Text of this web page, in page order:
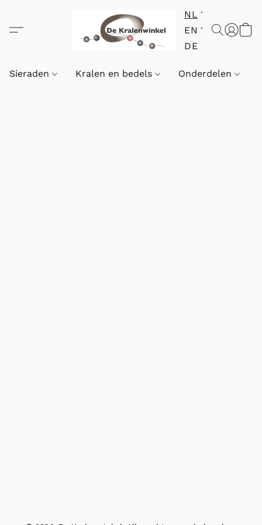
NL
EN
DE
Sieraden Kralen en bedels Onderdelen